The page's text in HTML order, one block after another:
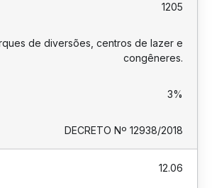
1205
de diversões, centros de lazer e
congêneres.
3%
DECRETO Nº 12938/2018
12.06